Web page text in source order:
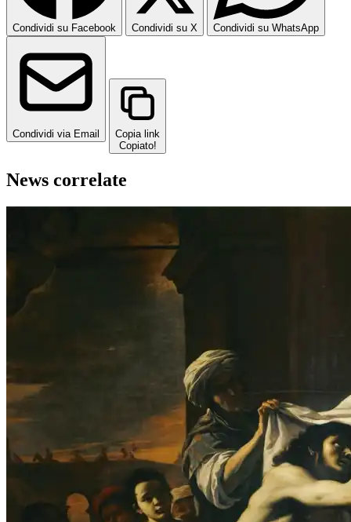
Condividi su Facebook Condividi su X Condividi su WhatsApp
Condividi via Email
Copia link
Copiato!
News correlate